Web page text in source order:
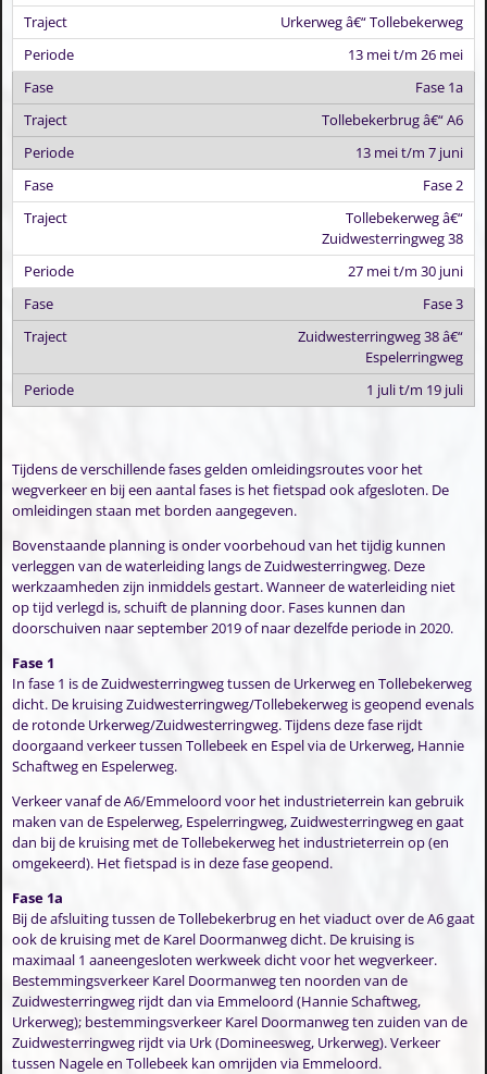
Urkerweg â€“ Tollebekerweg
13 mei t/m 26 mei
Fase 1a
Tollebekerbrug â€“ A6
13 mei t/m 7 juni
Fase 2
Tollebekerweg â€“
Zuidwesterringweg 38
27 mei t/m 30 juni
Fase 3
Zuidwesterringweg 38 â€“
Espelerringweg
1 juli t/m 19 juli
Tijdens de verschillende fases gelden omleidingsroutes voor het
wegverkeer en bij een aantal fases is het fietspad ook afgesloten. De
omleidingen staan met borden aangegeven.
Bovenstaande planning is onder voorbehoud van het tijdig kunnen
verleggen van de waterleiding langs de Zuidwesterringweg. Deze
werkzaamheden zijn inmiddels gestart. Wanneer de waterleiding niet
op tijd verlegd is, schuift de planning door. Fases kunnen dan
doorschuiven naar september 2019 of naar dezelfde periode in 2020.
Fase 1
In fase 1 is de Zuidwesterringweg tussen de Urkerweg en Tollebekerweg
dicht. De kruising Zuidwesterringweg/Tollebekerweg is geopend evenals
de rotonde Urkerweg/Zuidwesterringweg. Tijdens deze fase rijdt
doorgaand verkeer tussen Tollebeek en Espel via de Urkerweg, Hannie
Schaftweg en Espelerweg.
Verkeer vanaf de A6/Emmeloord voor het industrieterrein kan gebruik
maken van de Espelerweg, Espelerringweg, Zuidwesterringweg en gaat
dan bij de kruising met de Tollebekerweg het industrieterrein op (en
omgekeerd). Het fietspad is in deze fase geopend.
Fase 1a
Bij de afsluiting tussen de Tollebekerbrug en het viaduct over de A6 gaat
ook de kruising met de Karel Doormanweg dicht. De kruising is
maximaal 1 aaneengesloten werkweek dicht voor het wegverkeer.
Bestemmingsverkeer Karel Doormanweg ten noorden van de
Zuidwesterringweg rijdt dan via Emmeloord (Hannie Schaftweg,
Urkerweg); bestemmingsverkeer Karel Doormanweg ten zuiden van de
Zuidwesterringweg rijdt via Urk (Domineesweg, Urkerweg). Verkeer
tussen Nagele en Tollebeek kan omrijden via Emmeloord.